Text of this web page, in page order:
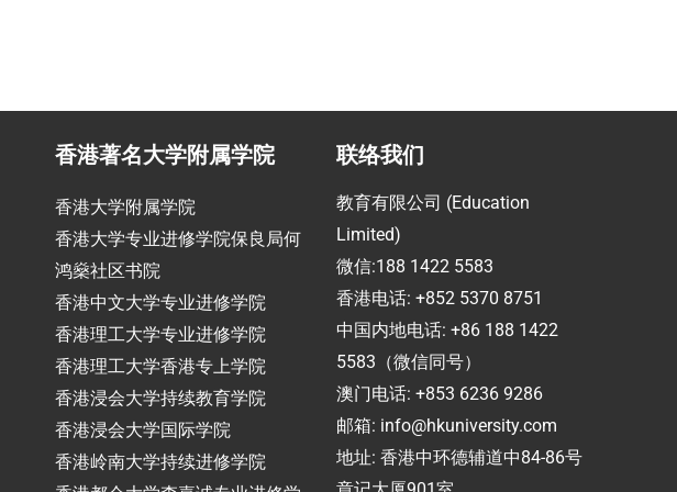
香港著名大学附属学院
香港大学附属学院
香港大学专业进修学院保良局何
鸿燊社区书院
香港中文大学专业进修学院
香港理工大学专业进修学院
香港理工大学香港专上学院
香港浸会大学持续教育学院
香港浸会大学国际学院
香港岭南大学持续进修学院
联络我们
教育有限公司 (Education
Limited)
微信:188 1422 5583
香港电话: +852 5370 8751
中国内地电话: +86 188 1422
5583（微信同号）
澳门电话: +853 6236 9286
邮箱: info@hkuniversity.com
地址: 香港中环德辅道中84-86号